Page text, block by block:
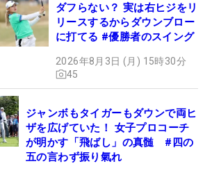
ダフらない？ 実は右ヒジをリ
リースするからダウンブロー
に打てる #優勝者のスイング
2026年8月3日 (月) 15時30分
45
ジャンボもタイガーもダウンで両ヒ
ザを広げていた！ 女子プロコーチ
が明かす「飛ばし」の真髄 #四の
五の言わず振り氣れ